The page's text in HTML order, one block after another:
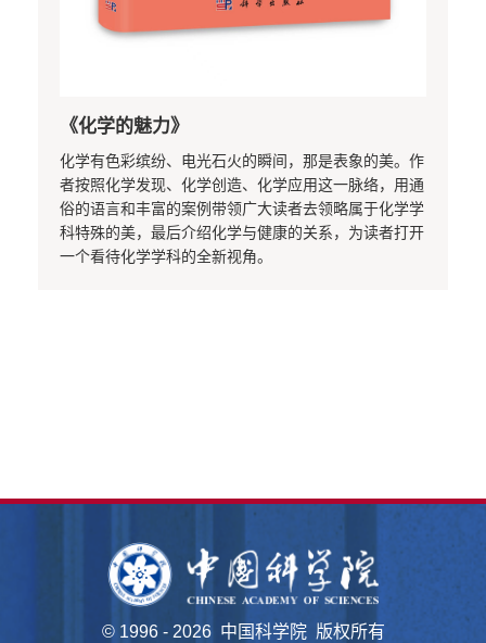
《化学的魅力》
化学有色彩缤纷、电光石火的瞬间，那是表象的美。作
者按照化学发现、化学创造、化学应用这一脉络，用通
俗的语言和丰富的案例带领广大读者去领略属于化学学
科特殊的美，最后介绍化学与健康的关系，为读者打开
一个看待化学学科的全新视角。
© 1996 - 2026 中国科学院 版权所有